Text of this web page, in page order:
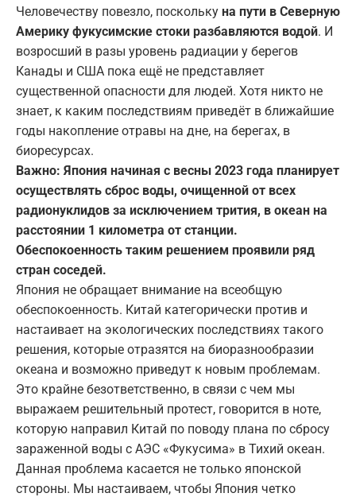
Человечеству повезло, поскольку на пути в Северную
Америку фукусимские стоки разбавляются водой. И
возросший в разы уровень радиации у берегов
Канады и США пока ещё не представляет
существенной опасности для людей. Хотя никто не
знает, к каким последствиям приведёт в ближайшие
годы накопление отравы на дне, на берегах, в
биоресурсах.
Важно: Япония начиная с весны 2023 года планирует
осуществлять сброс воды, очищенной от всех
радионуклидов за исключением трития, в океан на
расстоянии 1 километра от станции.
Обеспокоенность таким решением проявили ряд
стран соседей.
Япония не обращает внимание на всеобщую
обеспокоенность. Китай категорически против и
настаивает на экологических последствиях такого
решения, которые отразятся на биоразнообразии
океана и возможно приведут к новым проблемам.
Это крайне безответственно, в связи с чем мы
выражаем решительный протест, говорится в ноте,
которую направил Китай по поводу плана по сбросу
зараженной воды с АЭС «Фукусима» в Тихий океан.
Данная проблема касается не только японской
стороны. Мы настаиваем, чтобы Япония четко